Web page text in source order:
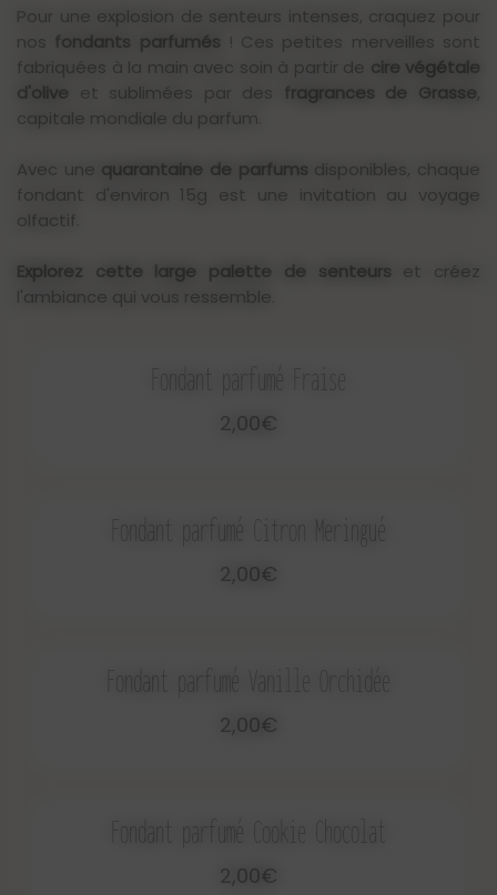
Pour une explosion de senteurs intenses, craquez pour
nos fondants parfumés ! Ces petites merveilles sont
fabriquées à la main avec soin à partir de cire végétale
d'olive et sublimées par des fragrances de Grasse,
capitale mondiale du parfum.
Avec une quarantaine de parfums disponibles, chaque
fondant d'environ 15g est une invitation au voyage
olfactif.
Explorez cette large palette de senteurs et créez
l'ambiance qui vous ressemble.
Fondant parfumé Fraise
2,00€
Fondant parfumé Citron Meringué
2,00€
Fondant parfumé Vanille Orchidée
2,00€
Fondant parfumé Cookie Chocolat
2,00€